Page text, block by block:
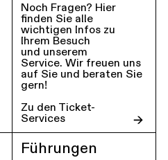
Noch Fragen? Hier
finden Sie alle
wichtigen Infos zu
Ihrem Besuch
und unserem
Service. Wir freuen uns
auf Sie und beraten Sie
gern!
Zu den Ticket-
Services
Führungen